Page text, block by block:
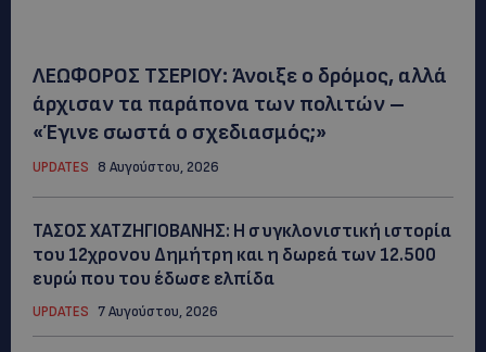
ΛΕΩΦΟΡΟΣ ΤΣΕΡΙΟΥ: Άνοιξε ο δρόμος, αλλά
άρχισαν τα παράπονα των πολιτών –
«Έγινε σωστά ο σχεδιασμός;»
UPDATES 8 Αυγούστου, 2026
ΤΑΣΟΣ ΧΑΤΖΗΓΙΟΒΑΝΗΣ: Η συγκλονιστική ιστορία
του 12χρονου Δημήτρη και η δωρεά των 12.500
ευρώ που του έδωσε ελπίδα
UPDATES 7 Αυγούστου, 2026